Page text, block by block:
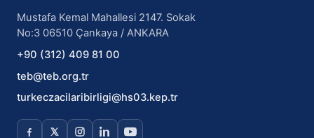
Mustafa Kemal Mahallesi 2147. Sokak
No:3 06510 Çankaya / ANKARA
+90 (312) 409 81 00
teb@teb.org.tr
turkeczacilaribirligi@hs03.kep.tr